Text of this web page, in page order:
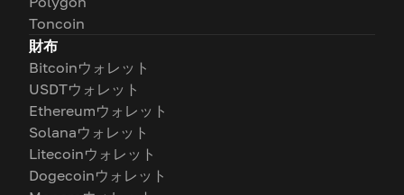
Toncoin
財布
Bitcoinウォレット
USDTウォレット
Ethereumウォレット
Solanaウォレット
Litecoinウォレット
Dogecoinウォレット